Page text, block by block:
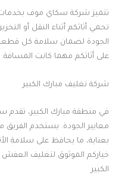
تتميز شركة سكاي موف بخدمات
تحمي أثاثكم أثناء النقل أو
الجودة لضمان سلامة كل
على أثاثكم مهما كانت المسافة.
شركة تغليف مبارك الكبير
في منطقة مبارك الكبير، تقدم
معايير الجودة. يستخدم
بعناية، ما يحافظ على سلامة
خياركم الموثوق لتغليف
الكبير